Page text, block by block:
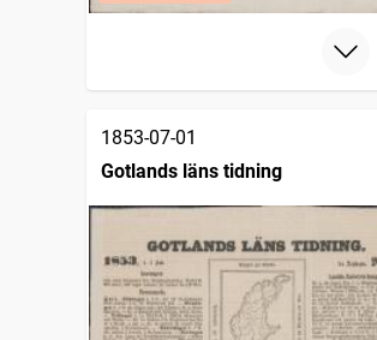
1853-07-01
Gotlands läns tidning